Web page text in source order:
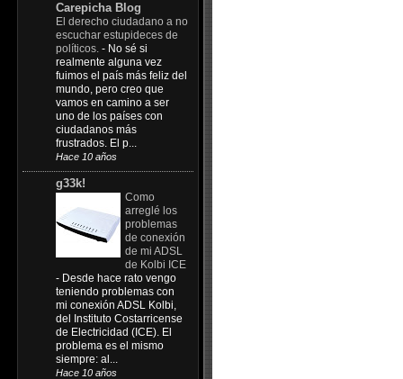
Carepicha Blog
El derecho ciudadano a no
escuchar estupideces de
políticos. - No sé si
realmente alguna vez
fuimos el país más feliz del
mundo, pero creo que
vamos en camino a ser
uno de los países con
ciudadanos más
frustrados. El p...
Hace 10 años
g33k!
Como
arreglé los
problemas
de conexión
de mi ADSL
de Kolbi ICE
- Desde hace rato vengo
teniendo problemas con
mi conexión ADSL Kolbi,
del Instituto Costarricense
de Electricidad (ICE). El
problema es el mismo
siempre: al...
Hace 10 años